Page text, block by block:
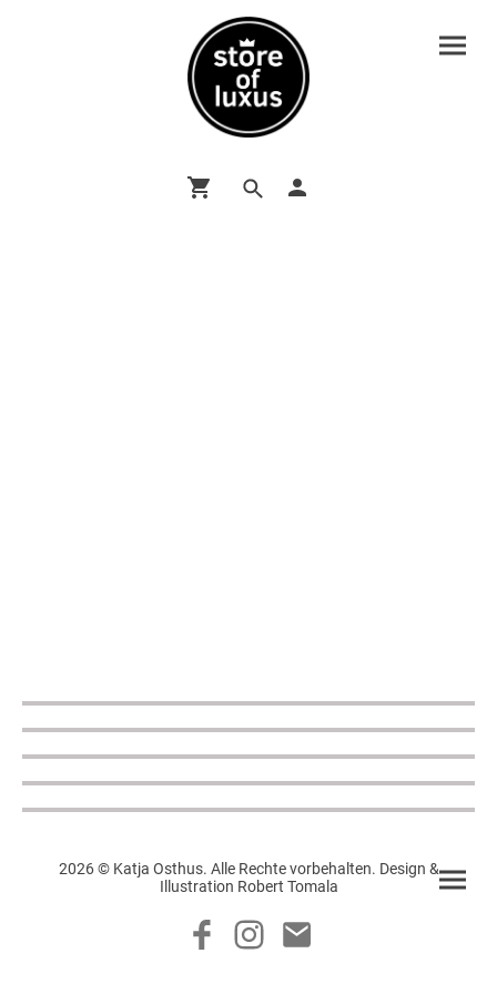
2026 © Katja Osthus. Alle Rechte vorbehalten. Design &
Illustration Robert Tomala